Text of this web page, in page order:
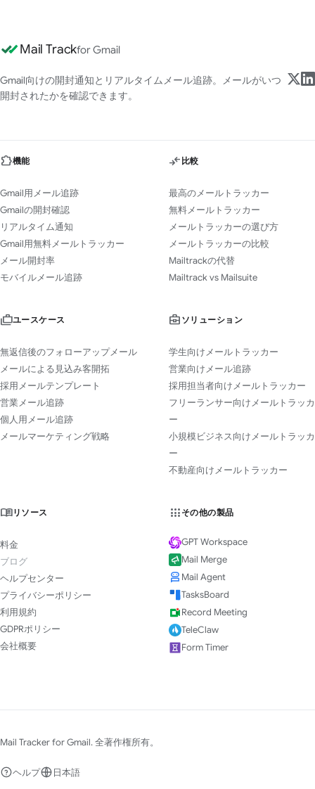
Mail Trackfor Gmail
Gmail向けの開封通知とリアルタイムメール追跡。メールがいつ
開封されたかを確認できます。
機能
Gmail用メール追跡
Gmailの開封確認
リアルタイム通知
Gmail用無料メールトラッカー
メール開封率
モバイルメール追跡
比較
最高のメールトラッカー
無料メールトラッカー
メールトラッカーの選び方
メールトラッカーの比較
Mailtrackの代替
Mailtrack vs Mailsuite
ユースケース
無返信後のフォローアップメール
メールによる見込み客開拓
採用メールテンプレート
営業メール追跡
個人用メール追跡
メールマーケティング戦略
ソリューション
学生向けメールトラッカー
営業向けメール追跡
採用担当者向けメールトラッカー
フリーランサー向けメールトラッカ
ー
小規模ビジネス向けメールトラッカ
ー
不動産向けメールトラッカー
リソース
料金
ブログ
ヘルプセンター
プライバシーポリシー
利用規約
GDPRポリシー
会社概要
その他の製品
GPT Workspace
Mail Merge
Mail Agent
TasksBoard
Record Meeting
TeleClaw
Form Timer
Mail Tracker for Gmail. 全著作権所有。
ヘルプ 日本語